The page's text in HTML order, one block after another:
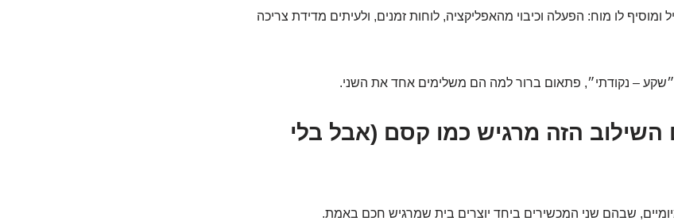
לו מוח: הפעלה וכיבוי מהאפליקציה, לוחות זמנים, ולעיתים מדידת צריכה
– נקודתי״, פתאום ברור למה הם משלימים אחד את השני.
השילוב הזה מרגיש כמו קסם (אבל בלי
שבהם שני המכשירים ביחד יוצרים בית שמרגיש חכם באמת.